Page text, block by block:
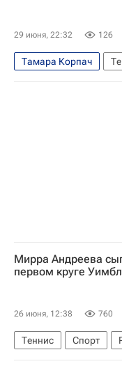
29 июня, 22:32 126
Тамара Корпач
Кори Гауфф
Мирра Андреева
первом круге
26 июня, 12:38 760
Теннис Спорт
Украина
Мирра